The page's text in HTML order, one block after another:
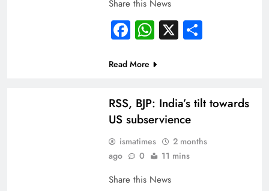
Share this News
Facebook
WhatsApp
X Share
Read More
RSS, BJP: India’s tilt towards
US subservience
ismatimes
2 months
ago
0 11 mins
Share this News